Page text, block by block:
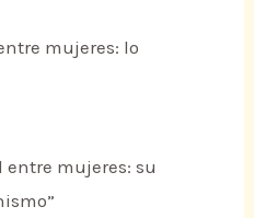
mujeres: lo
entre mujeres: su